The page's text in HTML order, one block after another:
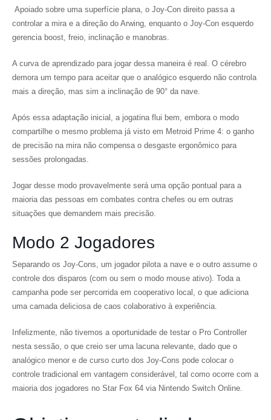
Apoiado sobre uma superfície plana, o Joy-Con direito passa a
controlar a mira e a direção do Arwing, enquanto o Joy-Con esquerdo
gerencia boost, freio, inclinação e manobras.
A curva de aprendizado para jogar dessa maneira é real. O cérebro
demora um tempo para aceitar que o analógico esquerdo não controla
mais a direção, mas sim a inclinação de 90° da nave.
Após essa adaptação inicial, a jogatina flui bem, embora o modo
compartilhe o mesmo problema já visto em Metroid Prime 4: o ganho
de precisão na mira não compensa o desgaste ergonômico para
sessões prolongadas.
Jogar desse modo provavelmente será uma opção pontual para a
maioria das pessoas em combates contra chefes ou em outras
situações que demandem mais precisão.
Modo 2 Jogadores
Separando os Joy-Cons, um jogador pilota a nave e o outro assume o
controle dos disparos (com ou sem o modo mouse ativo). Toda a
campanha pode ser percorrida em cooperativo local, o que adiciona
uma camada deliciosa de caos colaborativo à experiência.
Infelizmente, não tivemos a oportunidade de testar o Pro Controller
nesta sessão, o que creio ser uma lacuna relevante, dado que o
analógico menor e de curso curto dos Joy-Cons pode colocar o
controle tradicional em vantagem considerável, tal como ocorre com a
maioria dos jogadores no Star Fox 64 via Nintendo Switch Online.